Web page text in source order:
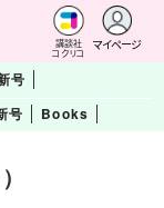
講談社
コクリコ
マイページ
号
号 Books